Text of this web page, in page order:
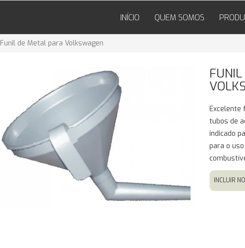
INÍCIO QUEM SOMOS
Funil de Metal para Volkswagen
Excelente
tubos de
indicado
para o
INCLUIR